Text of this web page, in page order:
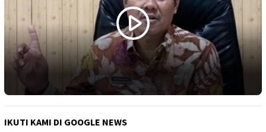
IKUTI KAMI DI GOOGLE NEWS